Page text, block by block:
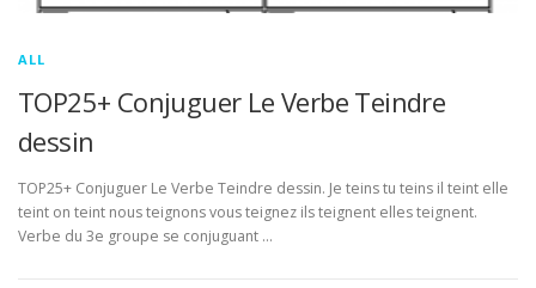
ALL
TOP25+ Conjuguer Le Verbe Teindre
dessin
TOP25+ Conjuguer Le Verbe Teindre dessin. Je teins tu teins il teint elle
teint on teint nous teignons vous teignez ils teignent elles teignent.
Verbe du 3e groupe se conjuguant …